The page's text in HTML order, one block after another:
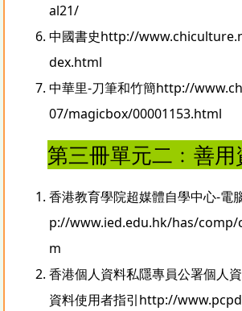
al21/
中國書史http://
dex.html
中華里-刀筆和竹簡http://
07/magicbox/00001153.html
第三冊單元二﹕善
香港教育學院超媒體自學中心-電
p://www.ied.edu.hk/has/
m
香港個人資料私隱專員公署個人
資料使用者指引http://